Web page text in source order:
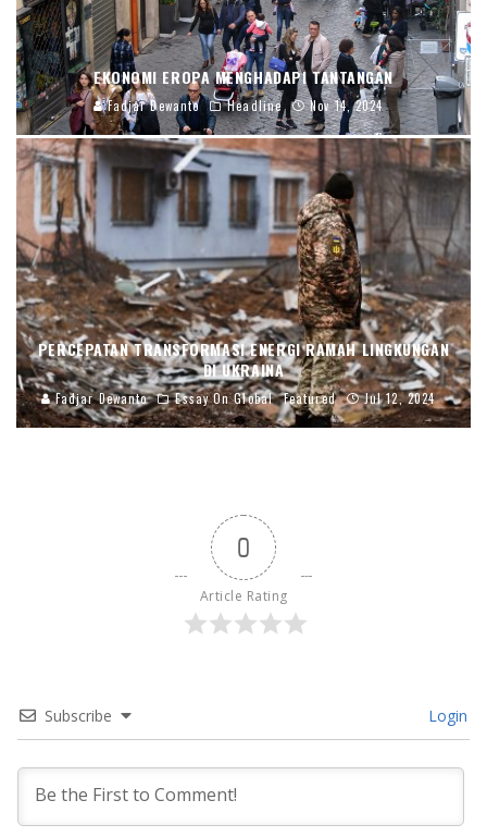
EKONOMI EROPA MENGHADAPI TANTANGAN
Fadjar Dewanto Headline Nov 14, 2024
PERCEPATAN TRANSFORMASI ENERGI RAMAH LINGKUNGAN
DI UKRAINA
Fadjar Dewanto Essay On Global Featured Jul 12, 2024
0
Article Rating
Subscribe Login